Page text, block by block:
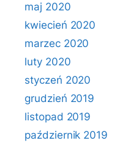
maj 2020
kwiecień 2020
marzec 2020
luty 2020
styczeń 2020
grudzień 2019
listopad 2019
październik 2019